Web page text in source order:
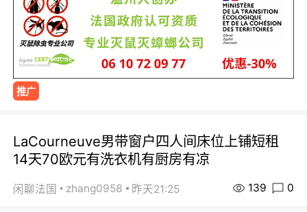
推广
LaCourneuve男带窗户四人间床位上铺短租
14天70欧元有洗衣机有厨房有凉
闲聊法国 zhang0958 昨天21:25 139 0